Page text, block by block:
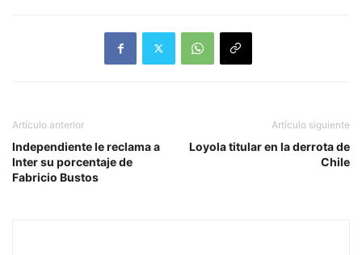
Artículo anterior
Independiente le reclama a
Inter su porcentaje de
Fabricio Bustos
Artículo siguiente
Loyola titular en la derrota de
Chile